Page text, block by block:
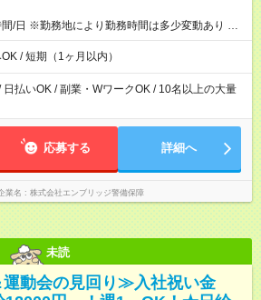
までのキャリアアップを楽しめるスキームをご
用意しております☆ 【試用期間】試用期間なし
/日 ※勤務地により勤務時間は多少変動あり ◆希
ける！ 希望の勤務日数がありましたらご相談下
月1日～の勤務OKです 夜勤・深夜のお仕事もご
/ 短期（1ヶ月以内）
日払いOK / 副業・WワークOK / 10名以上の大量
応募する 詳細へ
業名 株式会社エンブリッジ警備保障
未読
動会の見回り≫入社祝い金